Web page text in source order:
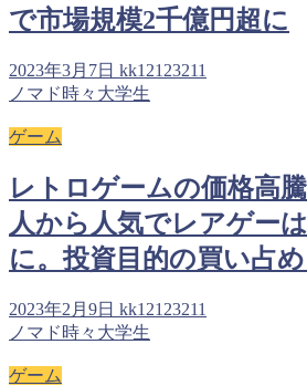
で市場規模2千億円超に
2023年3月7日 kk12123211
ノマド時々大学生
ゲーム
レトロゲームの価格高
人から人気でレアゲー
に。投資目的の買い占
2023年2月9日 kk12123211
ノマド時々大学生
ゲーム